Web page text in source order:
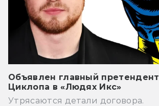
Объявлен главный
Циклопа в «Людях Икс»
Утрясаются детали договора.